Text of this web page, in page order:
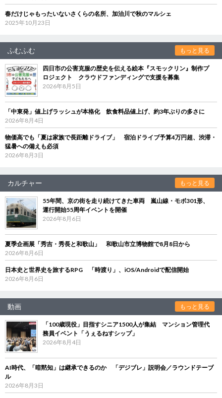
春だけじゃもったいないさくらの名所、加治川で秋のマルシェ
2025年10月23日
ふむふむ もっと見る
四日市の公害克服の歴史を伝える絵本『スモックリン』制作プ
ロジェクト クラウドファンディングで支援を募集
2026年8月5日
「中東発」値上げラッシュが本格化 飲食料品値上げ、約3年ぶりの多さに
2026年8月4日
物価高でも「夏は家族で長距離ドライブ」 宿泊ドライブ予算4万円超、渋滞・
猛暑への備えも必須
2026年8月3日
カルチャー もっと見る
55年間、京の街を走り続けてきた車両 嵐山線・モボ301形、
運行開始55周年イベントを開催
2026年8月6日
夏季企画展「秀吉・秀長と和歌山」 和歌山市立博物館で8月8日から
2026年8月6日
日本史と世界史を旅するRPG 「時渡り」、iOS/Androidで配信開始
2026年8月6日
動画 もっと見る
「100歳現役」目指すシニア1500人が集結 マンション管理代
務員イベント「うぇるねすシップ」
2026年8月4日
AI時代、「暗黙知」は継承できるのか 「デジブレ」説明会／ラウンドテーブ
ル
2026年8月3日